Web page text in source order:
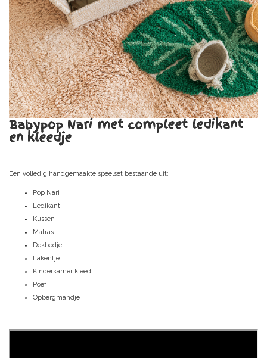
Babypop Nari met compleet ledikant
en kleedje
Een volledig handgemaakte speelset bestaande uit:
Pop Nari
Ledikant
Kussen
Matras
Dekbedje
Lakentje
Kinderkamer kleed
Poef
Opbergmandje